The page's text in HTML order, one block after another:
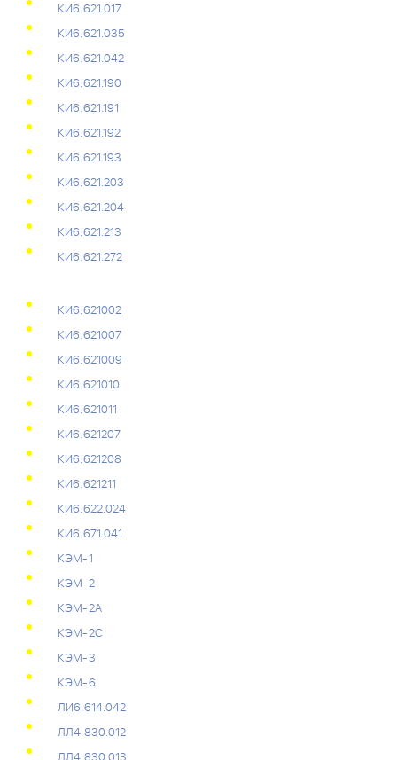
КИ6.621.017
КИ6.621.035
КИ6.621.042
КИ6.621.190
КИ6.621.191
КИ6.621.192
КИ6.621.193
КИ6.621.203
КИ6.621.204
КИ6.621.213
КИ6.621.272
КИ6.621002
КИ6.621007
КИ6.621009
КИ6.621010
КИ6.621011
КИ6.621207
КИ6.621208
КИ6.621211
КИ6.622.024
КИ6.671.041
КЭМ-1
КЭМ-2
КЭМ-2А
КЭМ-2С
КЭМ-3
КЭМ-6
ЛИ6.614.042
ЛЛ4.830.012